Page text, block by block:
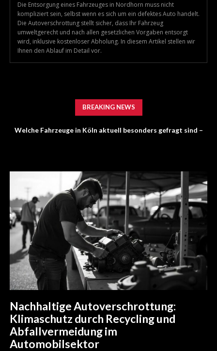
Die Entsorgung eines Fahrzeuges in Nordhorn muss nicht
kompliziert sein, selbst wenn es sich um ein defektes Auto handelt.
Die Autoverschrottung stellt sicher, dass Ihr Fahrzeug
umweltgerecht und nach allen gesetzlichen Vorgaben entsorgt
wird, inklusive kostenloser Abholung. In diesem Artikel stellen wir
Ihnen den Ablauf im Detail vor.
BREAKING NEWS
Welche Fahrzeuge in Köln aktuell besonders gefragt sind –
Report: Bewerber setzen auf KI – Recruiter erwarten mehr
Nachhaltige Autoverschrottung:
Klimaschutz durch Recycling und
Abfallvermeidung im
Automobilsektor